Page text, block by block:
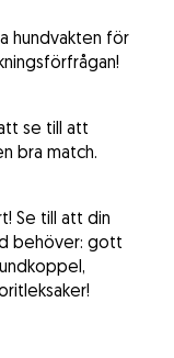
hundvakten för
se till att
bra match.
Se till att din
behöver: gott